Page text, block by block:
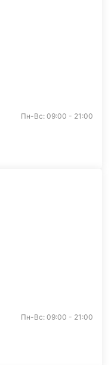
Пн-Вс: 09:00 - 21:00
Пн-Вс: 09:00 - 21:00